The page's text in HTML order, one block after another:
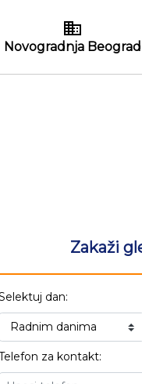
Novogradnja Beograd
Zakaži
dan:
za kontakt: